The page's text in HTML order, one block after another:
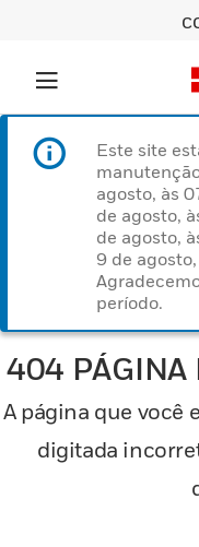
Este site
agosto, às
de agosto,
de agosto,
9 de
período.
404 PÁGINA
A página que você
digitada